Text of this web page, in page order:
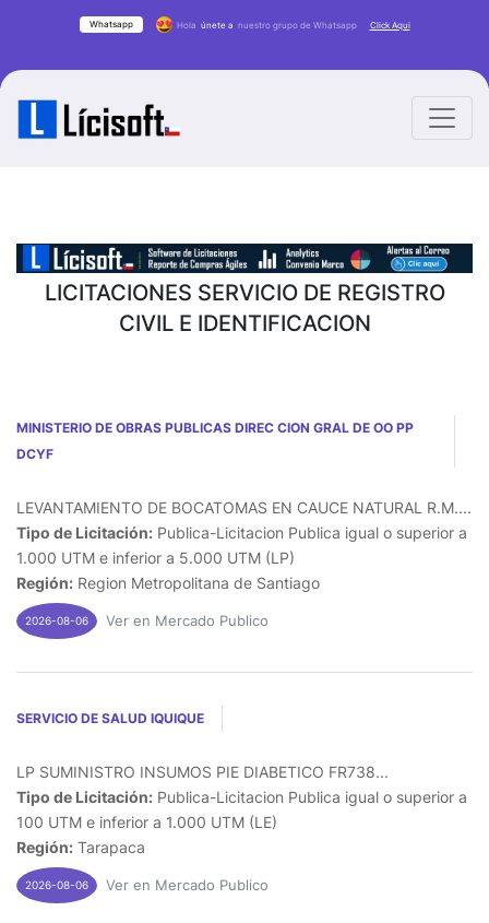
Whatsapp Hola únete a nuestro grupo de Whatsapp Click Aqui
LICITACIONES SERVICIO DE REGISTRO
CIVIL E IDENTIFICACION
MINISTERIO DE OBRAS PUBLICAS DIREC CION GRAL DE OO PP
DCYF
LEVANTAMIENTO DE BOCATOMAS EN CAUCE NATURAL R.M....
Tipo de Licitación: Publica-Licitacion Publica igual o superior a
1.000 UTM e inferior a 5.000 UTM (LP)
Región: Region Metropolitana de Santiago
2026-08-06 Ver en Mercado Publico
SERVICIO DE SALUD IQUIQUE
LP SUMINISTRO INSUMOS PIE DIABETICO FR738...
Tipo de Licitación: Publica-Licitacion Publica igual o superior a
100 UTM e inferior a 1.000 UTM (LE)
Región: Tarapaca
2026-08-06 Ver en Mercado Publico